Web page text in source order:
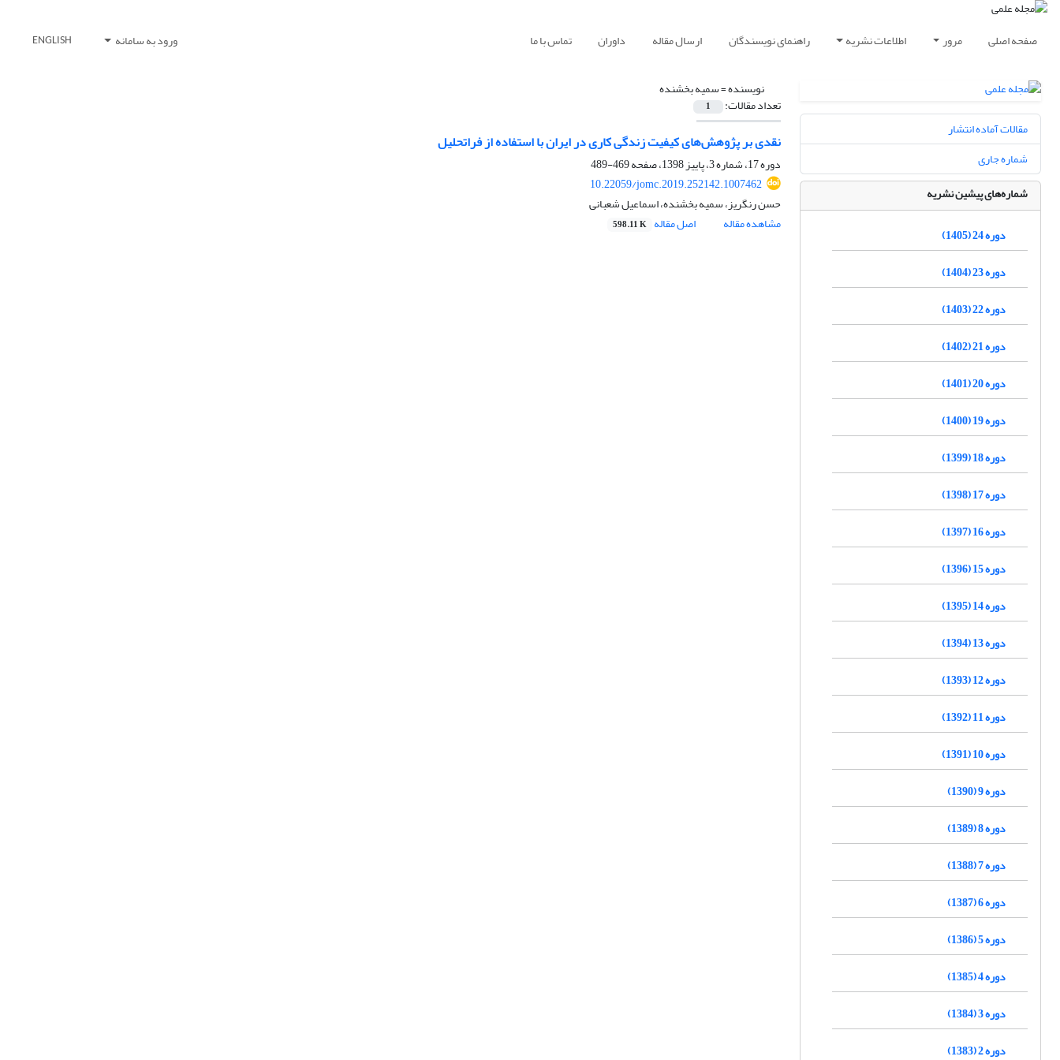
صفحه اصلی مرور اطلاعات نشریه راهنمای نویسندگان ارسال مقاله داوران تماس با ما ورود به سامانه ENGLISH
نویسنده =سمیه بخشنده
تعداد مقالات: 1
نقدی بر پژوهش‌های کیفیت زندگی کاری در ایران با استفاده از فراتحلیل
دوره 17، شماره 3، پاییز 1398، صفحه
469-489
10.22059/jomc.2019.252142.1007462
حسن رنگریز، سمیه بخشنده، اسماعیل شعبانی
مشاهده مقاله
اصل مقاله 598.11 K
مقالات آماده انتشار
شماره جاری
شماره‌های پیشین نشریه
دوره 24 (1405)
دوره 23 (1404)
دوره 22 (1403)
دوره 21 (1402)
دوره 20 (1401)
دوره 19 (1400)
دوره 18 (1399)
دوره 17 (1398)
دوره 16 (1397)
دوره 15 (1396)
دوره 14 (1395)
دوره 13 (1394)
دوره 12 (1393)
دوره 11 (1392)
دوره 10 (1391)
دوره 9 (1390)
دوره 8 (1389)
دوره 7 (1388)
دوره 6 (1387)
دوره 5 (1386)
دوره 4 (1385)
دوره 3 (1384)
دوره 2 (1383)